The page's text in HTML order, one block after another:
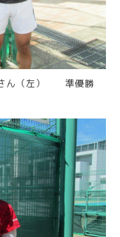
さん（左） 準優勝